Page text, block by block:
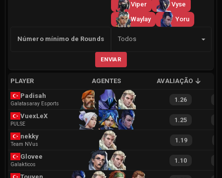
Viper
Vyse
Waylay
Yoru
Número mínimo de Rounds
Lado
Todos
ENVIAR
PLAYER AGENTES AVALIAÇÃO
Padisah
Galatasaray Esports
1.26
VuexLeX
PULSE
1.25
nekky
Team NVus
1.19
Glovee
Galakticos
1.10